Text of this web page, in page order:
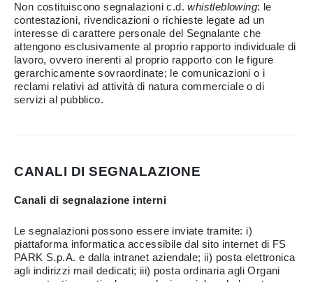
Non costituiscono segnalazioni c.d.whistleblowing: le
contestazioni, rivendicazioni o richieste legate ad un
interesse di carattere personale del Segnalante che
attengono esclusivamente al proprio rapporto individuale di
lavoro, ovvero inerenti al proprio rapporto con le figure
gerarchicamente sovraordinate; le comunicazioni o i
reclami relativi ad attività di natura commerciale o di
servizi al pubblico.
CANALI DI SEGNALAZIONE
Canali di segnalazione interni
Le segnalazioni possono essere inviate tramite: i)
piattaforma informatica accessibile dal sito internet di FS
PARK S.p.A. e dalla intranet aziendale; ii) posta elettronica
agli indirizzi mail dedicati; iii) posta ordinaria agli Organi